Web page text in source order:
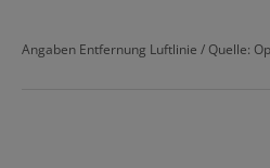
Angaben Entfernung Luftlinie / Quelle: